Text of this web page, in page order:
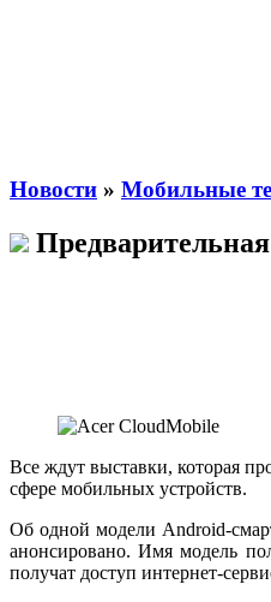
Новости » Мобильные
Все ждут выставки, которая
сфере мобильных устройств.
Об одной модели Android-
анонсировано. Имя модель
получат доступ интернет-